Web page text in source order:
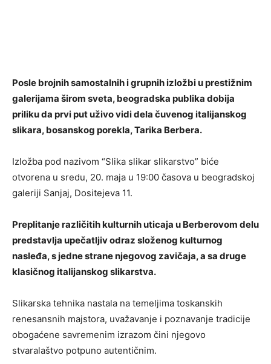
Posle brojnih samostalnih i grupnih izložbi u prestižnim
galerijama širom sveta, beogradska publika dobija
priliku da prvi put uživo vidi dela čuvenog italijanskog
slikara, bosanskog porekla, Tarika Berbera.
Izložba pod nazivom “Slika slikar slikarstvo” biće
otvorena u sredu, 20. maja u 19:00 časova u beogradskoj
galeriji Sanjaj, Dositejeva 11.
Preplitanje različitih kulturnih uticaja u Berberovom delu
predstavlja upečatljiv odraz složenog kulturnog
nasleđa, s jedne strane njegovog zavičaja, a sa druge
klasičnog italijanskog slikarstva.
Slikarska tehnika nastala na temeljima toskanskih
renesansnih majstora, uvažavanje i poznavanje tradicije
obogaćene savremenim izrazom čini njegovo
stvaralaštvo potpuno autentičnim.